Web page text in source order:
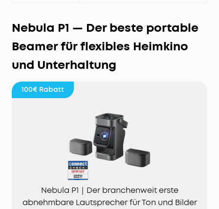
Nebula P1 — Der beste portable
Beamer für flexibles Heimkino
und Unterhaltung
100€ Rabatt
Nebula P1｜Der branchenweit erste
abnehmbare Lautsprecher für Ton und Bilder